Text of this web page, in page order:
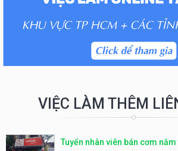
VIỆC LÀM THÊM
Tuyển nhân viên bán cơm